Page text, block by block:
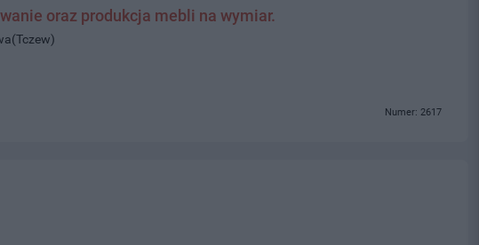
oraz produkcja mebli na wymiar.
Numer: 2617